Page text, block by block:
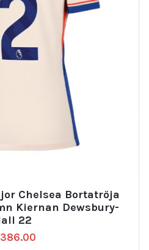
Chelsea Bortatröja
Kiernan Dewsbury-
22
386.00